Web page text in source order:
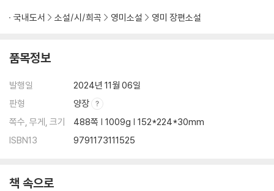
국내도서 소설/시/희곡 영미소설 영미 장편소설
품목정보
발행일
2024년 11월 06일
판형
양장
쪽수, 무게, 크기
488쪽 | 1009g | 152*224*30mm
ISBN13
9791173111525
책 속으로